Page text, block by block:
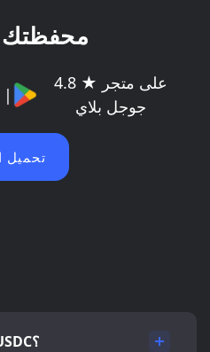
محفظتك
|
4.8 ★ على متجر
جوجل بلاي
تحميل
ما هي القيمة السوقية لـ USDC؟